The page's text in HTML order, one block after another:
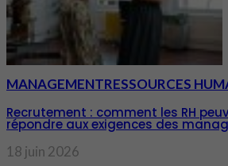
MANAGEMENTRESSOURCES
Recrutement : comment les RH
répondre aux exigences des
18 juin 2026